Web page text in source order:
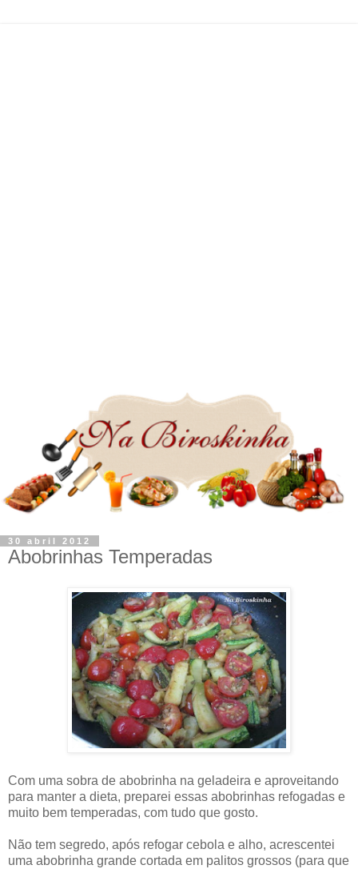
30 abril 2012
Abobrinhas Temperadas
Com uma sobra de abobrinha na geladeira e aproveitando
para manter a dieta, preparei essas abobrinhas refogadas e
muito bem temperadas, com tudo que gosto.
Não tem segredo, após refogar cebola e alho, acrescentei
uma abobrinha grande cortada em palitos grossos (para que